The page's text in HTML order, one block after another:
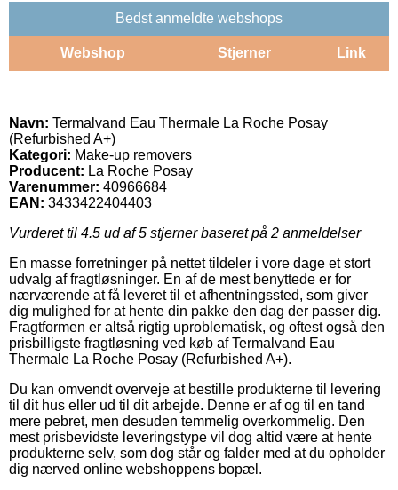
Bedst anmeldte webshops
Webshop Stjerner Link
Navn: Termalvand Eau Thermale La Roche Posay
(Refurbished A+)
Kategori: Make-up removers
Producent: La Roche Posay
Varenummer: 40966684
EAN: 3433422404403
Vurderet til 4.5 ud af 5 stjerner baseret på 2 anmeldelser
En masse forretninger på nettet tildeler i vore dage et stort
udvalg af fragtløsninger. En af de mest benyttede er for
nærværende at få leveret til et afhentningssted, som giver
dig mulighed for at hente din pakke den dag der passer dig.
Fragtformen er altså rigtig uproblematisk, og oftest også den
prisbilligste fragtløsning ved køb af Termalvand Eau
Thermale La Roche Posay (Refurbished A+).
Du kan omvendt overveje at bestille produkterne til levering
til dit hus eller ud til dit arbejde. Denne er af og til en tand
mere pebret, men desuden temmelig overkommelig. Den
mest prisbevidste leveringstype vil dog altid være at hente
produkterne selv, som dog står og falder med at du opholder
dig nærved online webshoppens bopæl.